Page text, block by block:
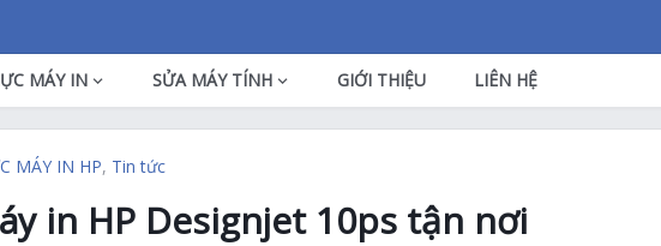
MÁY IN SỬA MÁY TÍNH GIỚI THIỆU LIÊN HỆ
MÁY IN HP, Tin tức
in HP Designjet 10ps tận nơi